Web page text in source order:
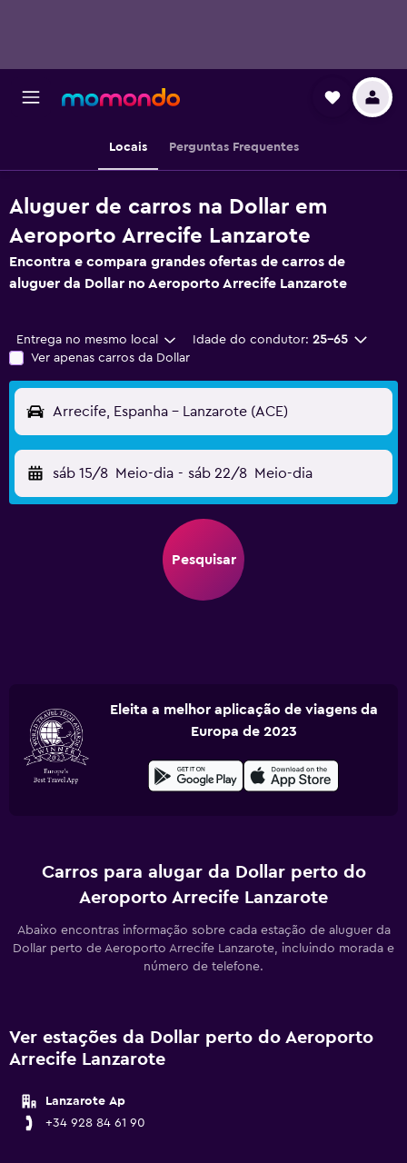
Locais Perguntas Frequentes
Aluguer de carros na Dollar em
Aeroporto Arrecife Lanzarote
Encontra e compara grandes ofertas de carros de
aluguer da Dollar no Aeroporto Arrecife Lanzarote
Entrega no mesmo local Idade do condutor: 25-65
Ver apenas carros da Dollar
Arrecife, Espanha - Lanzarote (ACE)
sáb 15/8 Meio-dia - sáb 22/8 Meio-dia
Pesquisar
Eleita a melhor aplicação de viagens da
Europa de 2023
Carros para alugar da Dollar perto do
Aeroporto Arrecife Lanzarote
Abaixo encontras informação sobre cada estação de aluguer da
Dollar perto de Aeroporto Arrecife Lanzarote, incluindo morada e
número de telefone.
Ver estações da Dollar perto do Aeroporto
Arrecife Lanzarote
Lanzarote Ap
+34 928 84 61 90